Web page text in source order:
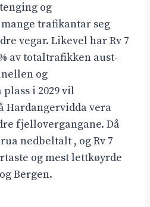
og
trafikantar seg
vegar. Likevel har Rv 7
av totaltrafikken aust-
og
i 2029 vil
vera
fjellovergangane. Då
nedbeltalt , og Rv 7
og mest lettkøyrde
Bergen.